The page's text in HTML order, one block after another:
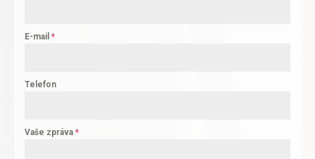
E-mail *
Telefon
Vaše zpráva *